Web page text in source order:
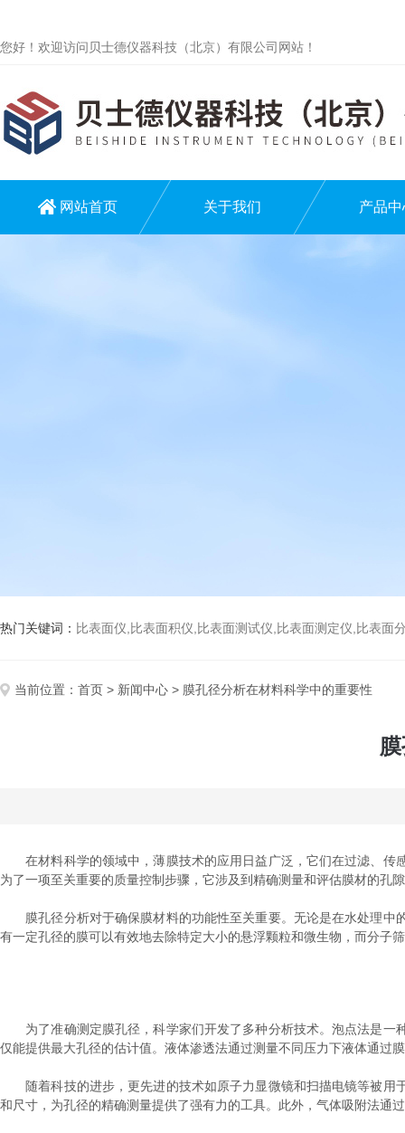
您好！欢迎访问贝士德仪器科技（北京）有限公司网站！
网站首页 关于我们 产品中
热门关键词： 比表面仪,比表面积仪,比表面测试仪,比表面测定仪,比表面分析仪,比表
当前位置： 首页 > 新闻中心 > 膜孔径分析在材料科学中的重要性
在材料科学的领域中，薄膜技术的应用日益广泛，它们在过滤、传
为了一项至关重要的质量控制步骤，它涉及到精确测量和评估膜材的孔
膜孔径分析对于确保膜材料的功能性至关重要。无论是在水处理中
有一定孔径的膜可以有效地去除特定大小的悬浮颗粒和微生物，而分子
为了准确测定膜孔径，科学家们开发了多种分析技术。泡点法是一
仅能提供最大孔径的估计值。液体渗透法通过测量不同压力下液体通过
随着科技的进步，更先进的技术如原子力显微镜和扫描电镜等被用
和尺寸，为孔径的精确测量提供了强有力的工具。此外，气体吸附法通